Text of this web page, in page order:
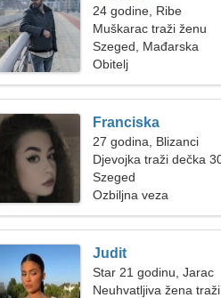
24 godine, Ribe
Muškarac traži ženu
Szeged, Mađarska
Obitelj
Franciska
27 godina, Blizanci
Djevojka traži dečka
Szeged
Ozbiljna veza
Judit
Star 21 godinu, Jarac
Neuhvatljiva žena